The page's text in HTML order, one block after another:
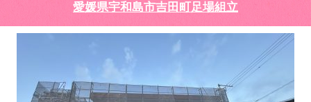
愛媛県宇和島市吉田町足場組立